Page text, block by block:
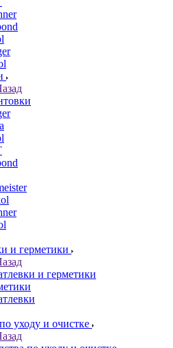
и герметики
и герметики
уходу и очистке